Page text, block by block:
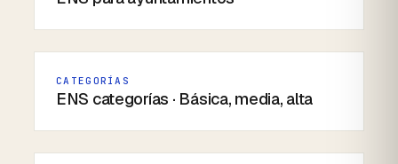
CATEGORÍAS
ENS categorías · Básica, media, alta